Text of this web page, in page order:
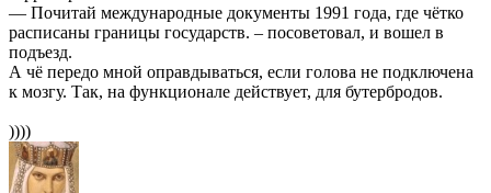
— Почитай международные документы 1991 года, где чётко
расписаны границы государств. – посоветовал, и вошел в
подъезд.
А чё передо мной оправдываться, если голова не подключена
к мозгу. Так, на функционале действует, для бутербродов.
))))